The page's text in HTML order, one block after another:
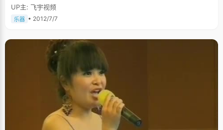
UP主: 飞宇视频
乐器 • 2012/7/7